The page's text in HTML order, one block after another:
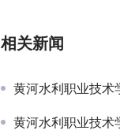
相关新闻
黄河水利职业技术学院
黄河水利职业技术学院8-9